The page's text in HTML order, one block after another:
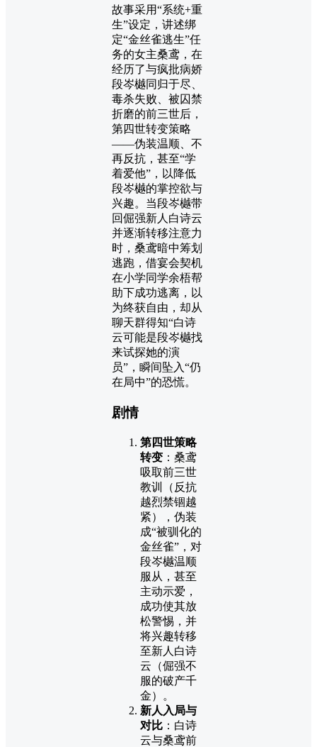
故事采用“系统+重
生”设定，讲述绑
定“金丝雀逃生”任
务的女主桑鸢，在
经历了与疯批病娇
段岑樾同归于尽、
毒杀失败、被囚禁
折磨的前三世后，
第四世转变策略
——伪装温顺、不
再反抗，甚至“学
着爱他”，以降低
段岑樾的掌控欲与
兴趣。当段岑樾带
回倔强新人白诗云
并逐渐转移注意力
时，桑鸢暗中筹划
逃跑，借宴会契机
在小学同学余梧帮
助下成功逃离，以
为终获自由，却从
聊天群得知“白诗
云可能是段岑樾找
来试探她的演
员”，瞬间坠入“仍
在局中”的恐慌。
剧情
第四世策略
转变 ：桑鸢
吸取前三世
教训（反抗
越烈禁锢越
紧），伪装
成“被驯化的
金丝雀”，对
段岑樾温顺
服从，甚至
主动示爱，
成功使其放
松警惕，并
将兴趣转移
至新人白诗
云（倔强不
服的破产千
金）。
新人入局与
对比 ：白诗
云与桑鸢前